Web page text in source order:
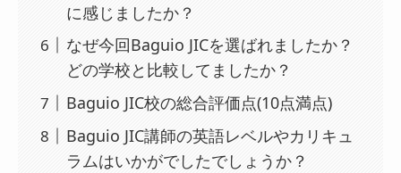
に感じましたか？
なぜ今回Baguio JICを選ばれましたか？
どの学校と比較してましたか？
Baguio JIC校の総合評価点(10点満点)
Baguio JIC講師の英語レベルやカリキュ
ラムはいかがでしたでしょうか？